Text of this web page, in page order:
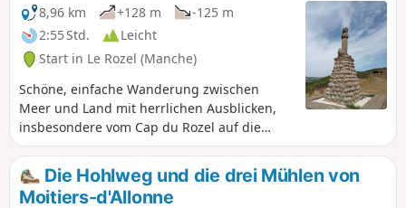
8,96 km
+128 m
-125 m
2:55 Std.
Leicht
Start in Le Rozel (Manche)
Schöne, einfache Wanderung zwischen
Meer und Land mit herrlichen Ausblicken,
insbesondere vom Cap du Rozel auf die
Anse de Sciotot im Norden und auf den
langen Strand zwischen Surtainville und
dem Cap de Carteret im Süden.
Die Hohlweg und die drei Mühlen von
Moitiers-d'Allonne